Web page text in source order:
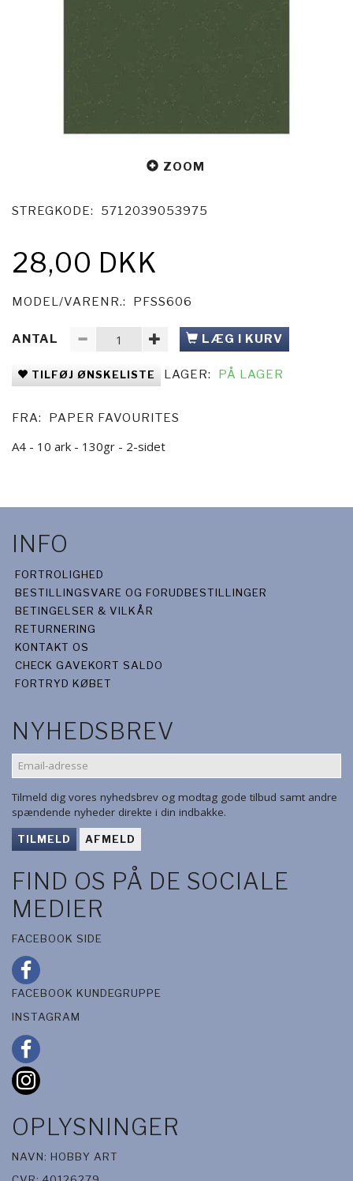
ZOOM
STREGKODE: 5712039053975
28,00 DKK
MODEL/VARENR.: PFSS606
ANTAL LÆG I KURV
TILFØJ ØNSKELISTE LAGER: PÅ LAGER
FRA: PAPER FAVOURITES
A4 - 10 ark - 130gr - 2-sidet
INFO
FORTROLIGHED
BESTILLINGSVARE OG FORUDBESTILLINGER
BETINGELSER & VILKÅR
RETURNERING
KONTAKT OS
CHECK GAVEKORT SALDO
FORTRYD KØBET
NYHEDSBREV
EMAIL-
ADRESSE
Tilmeld dig vores nyhedsbrev og modtag gode tilbud samt andre
spændende nyheder direkte i din indbakke.
TILMELD AFMELD
FIND OS PÅ DE SOCIALE
MEDIER
FACEBOOK SIDE
FACEBOOK KUNDEGRUPPE
INSTAGRAM
OPLYSNINGER
NAVN: HOBBY ART